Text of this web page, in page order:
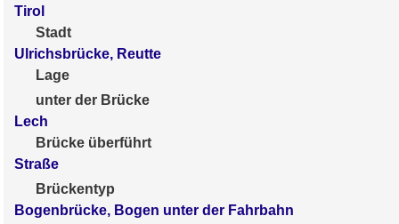
Tirol
Stadt
Ulrichsbrücke, Reutte
Lage
unter der Brücke
Lech
Brücke überführt
Straße
Brückentyp
Bogenbrücke, Bogen unter der Fahrbahn